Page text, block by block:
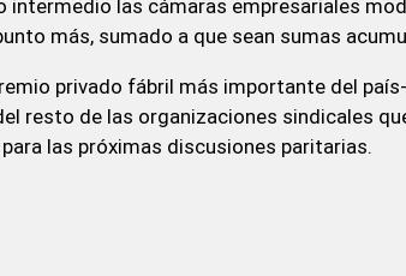
intermedio las cámaras empresariales
más, sumado a que sean sumas
privado fábril más importante del
resto de las organizaciones sindicales
las próximas discusiones paritarias.